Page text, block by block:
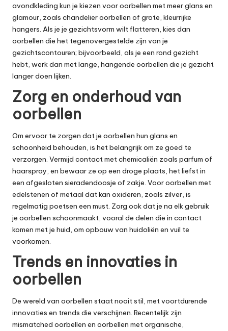
avondkleding kun je kiezen voor oorbellen met meer glans en
glamour, zoals chandelier oorbellen of grote, kleurrijke
hangers. Als je je gezichtsvorm wilt flatteren, kies dan
oorbellen die het tegenovergestelde zijn van je
gezichtscontouren; bijvoorbeeld, als je een rond gezicht
hebt, werk dan met lange, hangende oorbellen die je gezicht
langer doen lijken.
Zorg en onderhoud van
oorbellen
Om ervoor te zorgen dat je oorbellen hun glans en
schoonheid behouden, is het belangrijk om ze goed te
verzorgen. Vermijd contact met chemicaliën zoals parfum of
haarspray, en bewaar ze op een droge plaats, het liefst in
een afgesloten sieradendoosje of zakje. Voor oorbellen met
edelstenen of metaal dat kan oxideren, zoals zilver, is
regelmatig poetsen een must. Zorg ook dat je na elk gebruik
je oorbellen schoonmaakt, vooral de delen die in contact
komen met je huid, om opbouw van huidoliën en vuil te
voorkomen.
Trends en innovaties in
oorbellen
De wereld van oorbellen staat nooit stil, met voortdurende
innovaties en trends die verschijnen. Recentelijk zijn
mismatched oorbellen en oorbellen met organische,